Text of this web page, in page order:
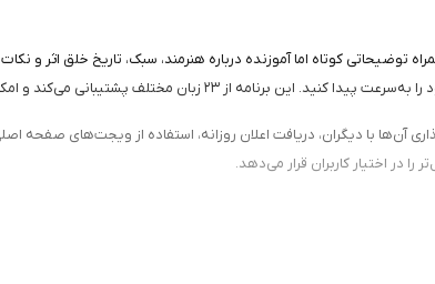
توضیحاتی کوتاه اما آموزنده درباره هنرمند، سبک، تاریخ خلق اثر و
می‌کند و امکان ترجمه مطالب را نیز در اختیار کاربران قرار می‌دهد.
در اختیار کاربران قرار می‌دهد.